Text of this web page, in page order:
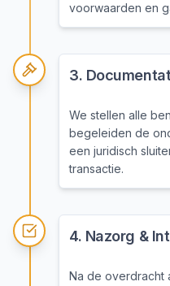
voorwaarden en
3.
We stellen alle
begeleiden de
een juridisch
transactie.
4. Nazorg &
Na de overdracht